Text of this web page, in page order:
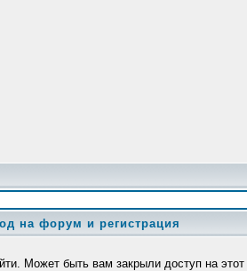
на форум и регистрация
Может быть вам закрыли доступ на